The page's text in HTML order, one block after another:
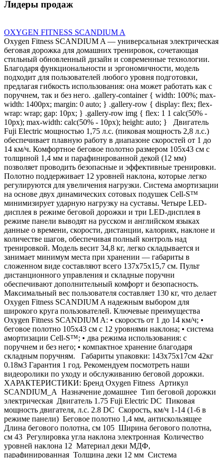
Лидеры продаж
OXYGEN FITNESS SCANDIUM A
Oxygen Fitness SCANDIUM A — универсальная электрическая
беговая дорожка для домашних тренировок, сочетающая
стильный обновленный дизайн и современные технологии.
Благодаря функциональности и эргономичности, модель
подходит для пользователей любого уровня подготовки,
предлагая гибкость использования: она может работать как с
поручнем, так и без него. .gallery-container { width: 100%; max-
width: 1400px; margin: 0 auto; } .gallery-row { display: flex; flex-
wrap: wrap; gap: 10px; } .gallery-row img { flex: 1 1 calc(50% -
10px); max-width: calc(50% - 10px); height: auto; } Двигатель
Fuji Electric мощностью 1,75 л.с. (пиковая мощность 2,8 л.с.)
обеспечивает плавную работу в диапазоне скоростей от 1 до
14 км/ч. Комфортное беговое полотно размером 105х43 см с
толщиной 1,4 мм и парафинированной декой (12 мм)
позволяет проводить безопасные и эффективные тренировки.
Полотно поддерживает 12 уровней наклона, которые легко
регулируются для увеличения нагрузки. Система амортизации
на основе двух динамических сотовых подушек Cell-S™
минимизирует ударную нагрузку на суставы. Четыре LED-
дисплея в режиме беговой дорожки и три LED-дисплея в
режиме панели выводят на русском и английском языках
данные о времени, скорости, дистанции, калориях, наклоне и
количестве шагов, обеспечивая полный контроль над
тренировкой. Модель весит 34,8 кг, легко складывается и
занимает минимум места при хранении — габариты в
сложенном виде составляют всего 137х75х15,7 см. Пульт
дистанционного управления и складные поручни
обеспечивают дополнительный комфорт и безопасность.
Максимальный вес пользователя составляет 130 кг, что делает
Oxygen Fitness SCANDIUM A надежным выбором для
широкого круга пользователей. Ключевые преимущества
Oxygen Fitness SCANDIUM A: • скорость от 1 до 14 км/ч; •
беговое полотно 105х43 см с 12 уровнями наклона; • система
амортизации Cell-S™; • два режима использования: с
поручнем и без него; • компактное хранение благодаря
складным поручням. Габариты упаковки: 143х75х17см 42кг
0.18м3 Гарантия 1 год. Рекомендуем посмотреть наши
видеоролики по уходу и обслуживанию беговой дорожки.
ХАРАКТЕРИСТИКИ: Бренд Oxygen Fitness Артикул
SCANDIUM_A Назначение домашнее Тип беговой дорожки
электрическая Двигатель 1.75 Fuji Electric DC Пиковая
мощность двигателя, л.с. 2.8 DC Скорость, км/ч 1-14 (1-6 в
режиме панели) Беговое полотно 1,4 мм, антискользящее
Длина бегового полотна, см 105 Ширина бегового полотна,
см 43 Регулировка угла наклона электронная Количество
уровней наклона 12 Материал деки МДФ,
парафинированная Толщина деки 12 мм Система